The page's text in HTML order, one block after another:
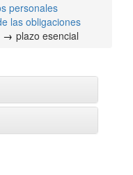
personales
las obligaciones
plazo esencial